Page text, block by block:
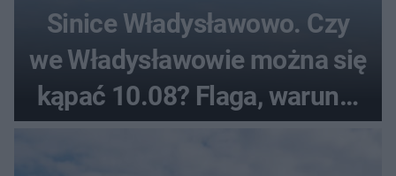
Sinice Władysławowo. Czy
we Władysławowie można się
kąpać 10.08? Flaga, warunki
pogodowe